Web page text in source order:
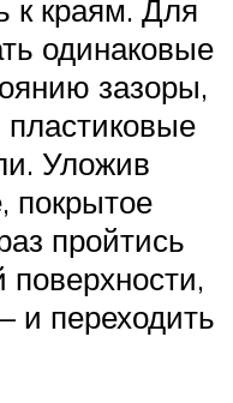
к краям. Для
одинаковые
зазоры,
Уложив
покрытое
пройтись
поверхности,
и переходить